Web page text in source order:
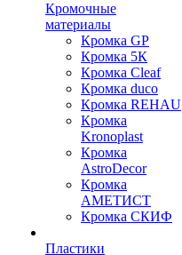
Кромочные
материалы
Кромка GP
Кромка 5К
Кромка Cleaf
Кромка duco
Кромка REHAU
Кромка
Kronoplast
Кромка
AstroDecor
Кромка
АМЕТИСТ
Кромка СКИФ
Пластики